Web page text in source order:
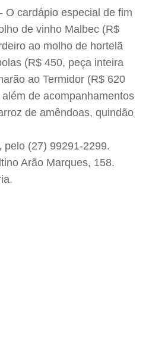
- O cardápio especial de fim
de vinho Malbec (R$
ao molho de hortelã
(R$ 450, peça inteira
ao Termidor (R$ 620
de acompanhamentos
de amêndoas, quindão
pelo (27) 99291-2299.
Arão Marques, 158.